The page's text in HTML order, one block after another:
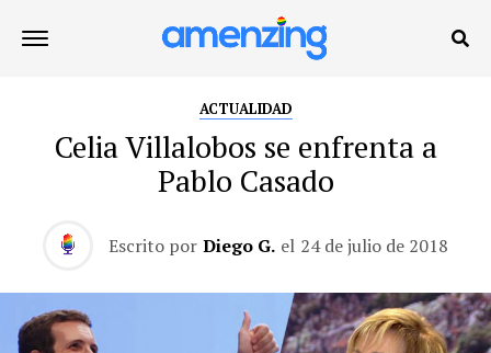
ACTUALIDAD
Celia Villalobos se enfrenta a
Pablo Casado
Escrito por Diego G. el 24 de julio de 2018